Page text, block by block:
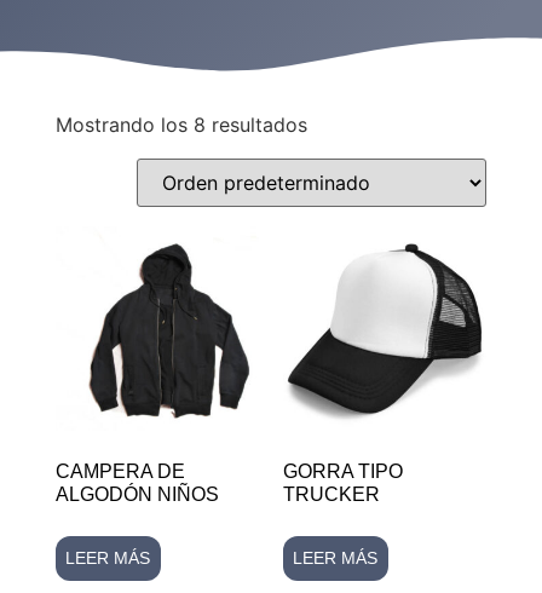
Mostrando los 8 resultados
CAMPERA DE
ALGODÓN NIÑOS
LEER MÁS
GORRA TIPO
TRUCKER
LEER MÁS